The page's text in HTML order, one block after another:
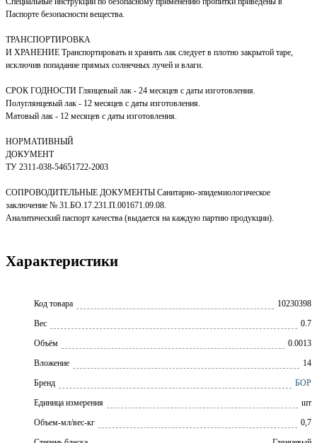
Паспорте безопасности вещества.
ТРАНСПОРТИРОВКА
И ХРАНЕНИЕ Транспортировать и хранить лак следует в плотно закрытой таре,
исключив попадание прямых солнечных лучей и влаги.
СРОК ГОДНОСТИ Глянцевый лак - 24 месяцев с даты изготовления.
Полуглянцевый лак - 12 месяцев с даты изготовления.
Матовый лак - 12 месяцев с даты изготовления.
НОРМАТИВНЫЙ
ДОКУМЕНТ
ТУ 2311-038-54651722-2003
СОПРОВОДИТЕЛЬНЫЕ ДОКУМЕНТЫ Санитарно-эпидемиологическое
заключение № 31.БО.17.231.П.001671.09.08.
Аналитический паспорт качества (выдается на каждую партию продукции).
Характеристики
Код товара
10230398
Вес
0.7
Объём
0.0013
Вложение
14
Бренд
БОР
Единица измерения
шт
Объем-мл/вес-кг
0,7